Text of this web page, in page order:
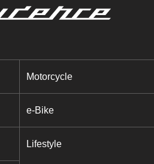
Motorcycle
e-Bike
Lifestyle